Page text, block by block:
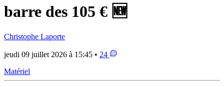
barre des 105 € 🆕
Christophe Laporte
jeudi 09 juillet 2026 à 15:45 • 24
Matériel